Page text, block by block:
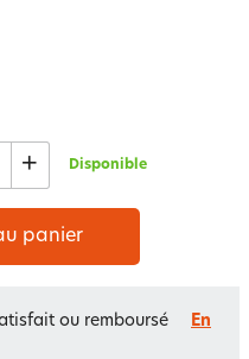
+ Disponible
panier
ou remboursé
En